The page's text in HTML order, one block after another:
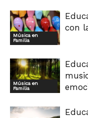
Música en
Familia
con
Música en
Familia